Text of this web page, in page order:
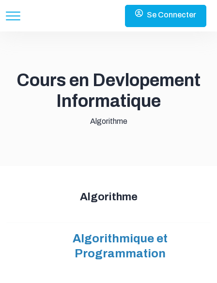
Se Connecter
Cours en Devlopement
Informatique
Algorithme
Algorithme
Algorithmique et
Programmation